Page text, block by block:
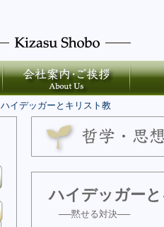
ハイデッガーとキリスト教
ハイデッガー
──黙せる対決──